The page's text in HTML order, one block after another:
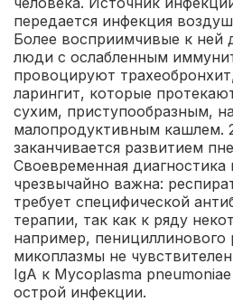
передается инфекция
Более восприимчивые к
люди с ослабленным
провоцируют
ларингит, которые
сухим, приступообразным,
малопродуктивным кашлем.
заканчивается развитием
Своевременная диагностика
чрезвычайно важна:
требует специфической
терапии, так как к ряду
например,
микоплазмы не
IgA к Mycoplasma
острой инфекции.